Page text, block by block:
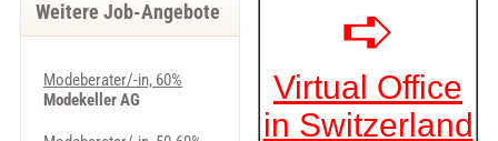
Weitere Job-Angebote
Modeberater/-in, 60%
Modekeller AG